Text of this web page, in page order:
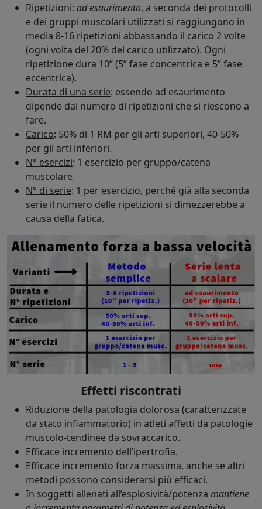
Ripetizioni: ad esaurimento, a seconda dei protocolli
e dei gruppi muscolari utilizzati si raggiungono in
media 8-16 ripetizioni abbassando il carico 2 volte
(ogni volta del 20% del carico utilizzato). Ogni
ripetizione dura 10” (5” fase concentrica e 5” fase
eccentrica).
Durata di una serie: essendo ad esaurimento
dipende dal numero di ripetizioni che si riescono a
fare.
Carico: 50% di 1 RM per gli arti superiori, 40-50%
per gli arti inferiori.
N° esercizi: 1 esercizio per gruppo/catena
muscolare.
N° di serie: 1 per esercizio, perché già alla seconda
serie il numero delle ripetizioni si dimezzerebbe a
causa della fatica.
Effetti riscontrati
Riduzione della patologia dolorosa (caratterizzate
da stato infiammatorio) in atleti affetti da patologie
muscolo-tendinee da sovraccarico.
Efficace incremento dell’ipertrofia.
Efficace incremento forza massima, anche se altri
metodi possono considerarsi più efficaci.
In soggetti allenati all’esplosività/potenza mantiene